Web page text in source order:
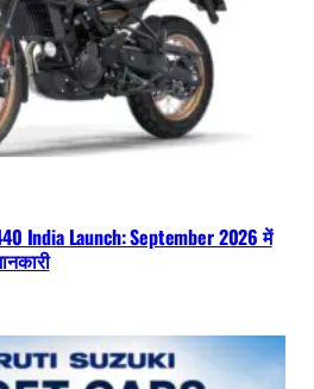
India Launch: September 2026 में